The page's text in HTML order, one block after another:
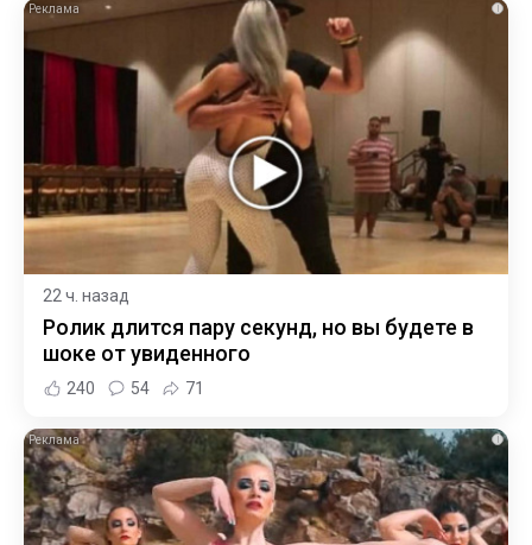
i
22 ч. назад
Ролик длится пару секунд, но вы будете в
шоке от увиденного
240 54 71
i